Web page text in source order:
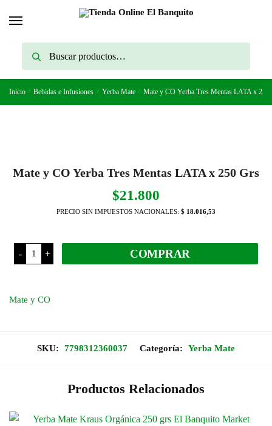
Buscar
Inicio / Bebidas e Infusiones / Yerba Mate / Mate y CO Yerba Tres Mentas LATA x 250
Mate y CO Yerba Tres Mentas LATA x 250 Grs
$21.800
PRECIO SIN IMPUESTOS NACIONALES: $ 18.016,53
-
Mate
CO
LATA
+ COMPRAR
Mate y CO
SKU: 7798312360037 Categoría: Yerba Mate
Productos Relacionados